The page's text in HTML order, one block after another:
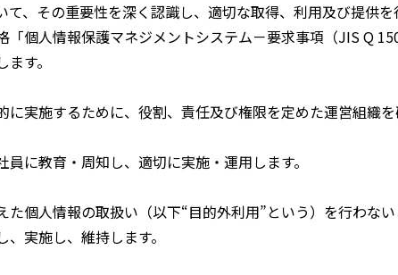
、その重要性を深く認識し、適切な取得、利用及び提供
個人情報保護マネジメントシステム－要求事項（JIS Q
す。
実施するために、役割、責任及び権限を定めた運営組織を
に教育・周知し、適切に実施・運用します。
個人情報の取扱い（以下“目的外利用”という）を行わな
実施し、維持します。